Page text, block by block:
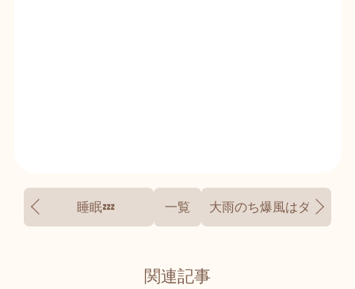
睡眠💤 一覧 大雨のち爆風はダメ
関連記事